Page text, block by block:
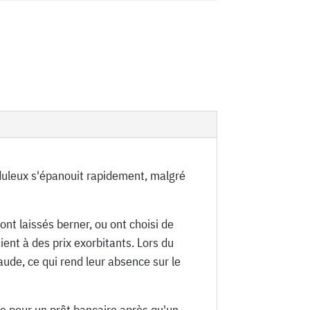
s'épanouit rapidement, malgré
laissés berner, ou ont choisi de
à des prix exorbitants. Lors du
ce qui rend leur absence sur le